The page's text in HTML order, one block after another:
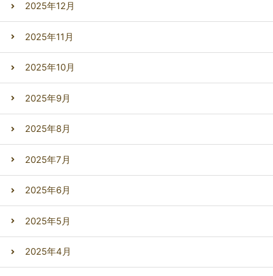
2025年12月
2025年11月
2025年10月
2025年9月
2025年8月
2025年7月
2025年6月
2025年5月
2025年4月